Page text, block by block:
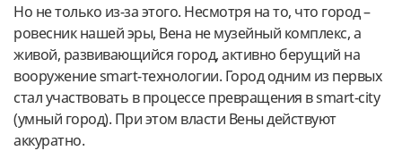
Но не только из-за этого. Несмотря на то, что город –
ровесник нашей эры, Вена не музейный комплекс, а
живой, развивающийся город, активно берущий на
вооружение smart-технологии. Город одним из первых
стал участвовать в процессе превращения в smart-city
(умный город). При этом власти Вены действуют
аккуратно.